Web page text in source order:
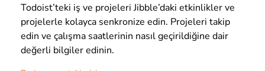
Todoist’teki iş ve projeleri Jibble’daki etkinlikler ve
projelerle kolayca senkronize edin. Projeleri takip
edin ve çalışma saatlerinin nasıl geçirildiğine dair
değerli bilgiler edinin.